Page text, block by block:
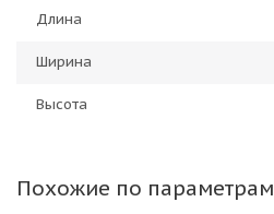
Длина
Ширина
Высота
Похожие по параметрам